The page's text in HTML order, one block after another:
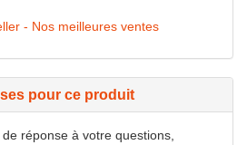
- Nos meilleures ventes
pour ce produit
réponse à votre questions,